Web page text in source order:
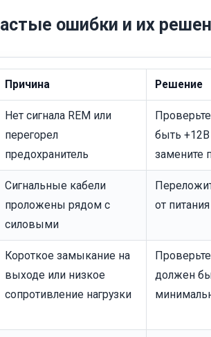
ошибки и их
Причина Решение
Нет сигнала REM или
перегорел
предохранитель
быть
замените
Сигнальные кабели
проложены рядом с
силовыми
от питания
Короткое замыкание на
выходе или низкое
сопротивление нагрузки
должен